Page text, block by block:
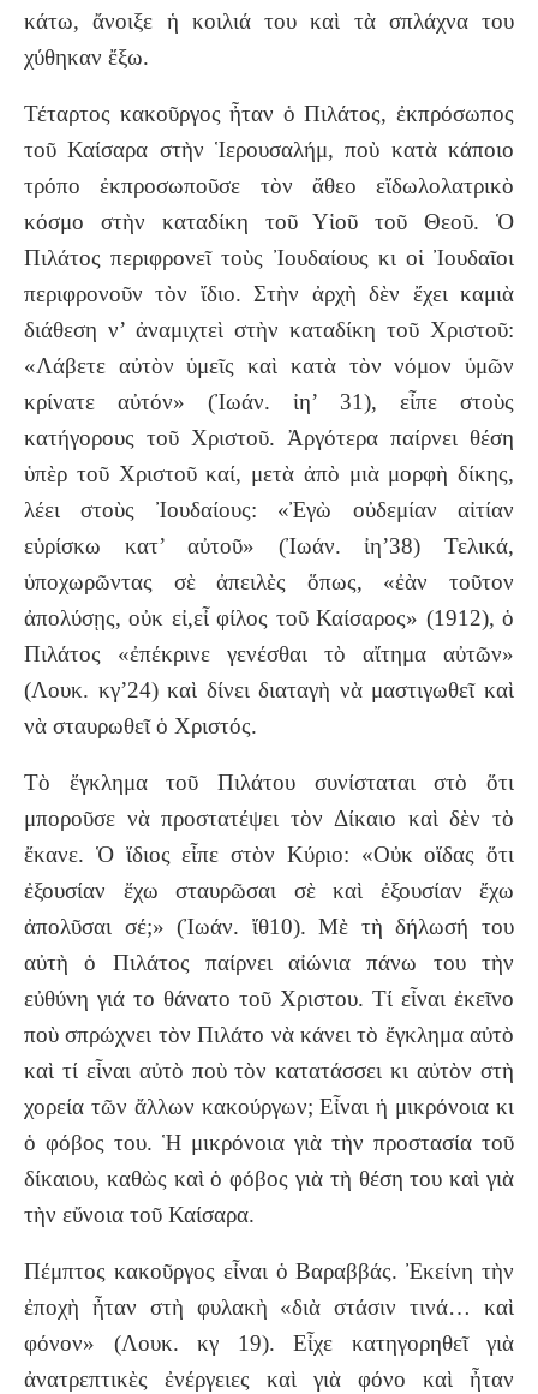
κάτω, ἄνοιξε ἡ κοιλιά του καὶ τὰ σπλάχνα του
χύθηκαν ἔξω.
Τέταρτος κακοῦργος ἦταν ὁ Πιλάτος, ἐκπρόσωπος
τοῦ Καίσαρα στὴν Ἱερουσαλήμ, ποὺ κατὰ κάποιο
τρόπο ἐκπροσωποῦσε τὸν ἄθεο εἴδωλολατρικὸ
κόσμο στὴν καταδίκη τοῦ Υἱοῦ τοῦ Θεοῦ. Ὁ
Πιλάτος περιφρονεῖ τοὺς Ἰουδαίους κι οἱ Ἰουδαῖοι
περιφρονοῦν τὸν ἴδιο. Στὴν ἀρχὴ δὲν ἔχει καμιὰ
διάθεση ν’ ἀναμιχτεὶ στὴν καταδίκη τοῦ Χριστοῦ:
«Λάβετε αὐτὸν ὑμεῖς καὶ κατὰ τὸν νόμον ὑμῶν
κρίνατε αὐτόν» (Ἰωάν. ἰη’ 31), εἶπε στοὺς
κατήγορους τοῦ Χριστοῦ. Ἀργότερα παίρνει θέση
ὑπὲρ τοῦ Χριστοῦ καί, μετὰ ἀπὸ μιὰ μορφὴ δίκης,
λέει στοὺς Ἰουδαίους: «Ἐγὼ οὐδεμίαν αἰτίαν
εὑρίσκω κατ’ αὐτοῦ» (Ἰωάν. ἰη’38) Τελικά,
ὑποχωρῶντας σὲ ἀπειλὲς ὅπως, «ἐὰν τοῦτον
ἀπολύσῃς, οὐκ εἰ,εἶ φίλος τοῦ Καίσαρος» (1912), ὁ
Πιλάτος «ἐπέκρινε γενέσθαι τὸ αἴτημα αὐτῶν»
(Λουκ. κγ’24) καὶ δίνει διαταγὴ νὰ μαστιγωθεῖ καὶ
νὰ σταυρωθεῖ ὁ Χριστός.
Τὸ ἔγκλημα τοῦ Πιλάτου συνίσταται στὸ ὅτι
μποροῦσε νὰ προστατέψει τὸν Δίκαιο καὶ δὲν τὸ
ἔκανε. Ὁ ἴδιος εἶπε στὸν Κύριο: «Οὐκ οἴδας ὅτι
ἐξουσίαν ἔχω σταυρῶσαι σὲ καὶ ἐξουσίαν ἔχω
ἀπολῦσαι σέ;» (Ἰωάν. ἴθ10). Μὲ τὴ δήλωσή του
αὐτὴ ὁ Πιλάτος παίρνει αἰώνια πάνω του τὴν
εὐθύνη γιά το θάνατο τοῦ Χριστου. Τί εἶναι ἐκεῖνο
ποὺ σπρώχνει τὸν Πιλάτο νὰ κάνει τὸ ἔγκλημα αὐτὸ
καὶ τί εἶναι αὐτὸ ποὺ τὸν κατατάσσει κι αὐτὸν στὴ
χορεία τῶν ἄλλων κακούργων; Εἶναι ἡ μικρόνοια κι
ὁ φόβος του. Ἡ μικρόνοια γιὰ τὴν προστασία τοῦ
δίκαιου, καθὼς καὶ ὁ φόβος γιὰ τὴ θέση του καὶ γιὰ
τὴν εὔνοια τοῦ Καίσαρα.
Πέμπτος κακοῦργος εἶναι ὁ Βαραββάς. Ἐκείνη τὴν
ἐποχὴ ἦταν στὴ φυλακὴ «διὰ στάσιν τινά… καὶ
φόνον» (Λουκ. κγ 19). Εἶχε κατηγορηθεῖ γιὰ
ἀνατρεπτικὲς ἐνέργειες καὶ γιὰ φόνο καὶ ἦταν